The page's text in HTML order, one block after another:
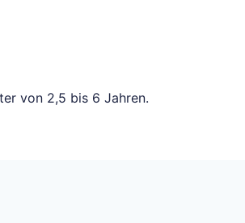
von 2,5 bis 6 Jahren.